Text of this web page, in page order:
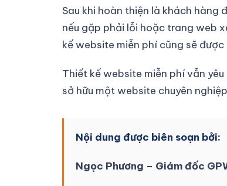
Sau khi hoàn thiện là khách hàng
nếu gặp phải lỗi hoặc trang web
kế website miễn phí cũng sẽ
Thiết kế website miễn phí vẫn
sở hữu một website chuyên
Nội dung được biên soạn bởi:
Ngọc Phương – Giám đốc